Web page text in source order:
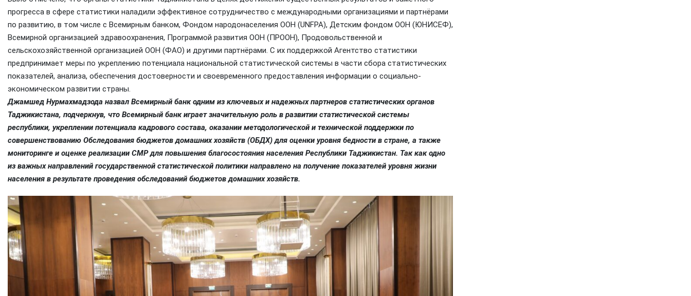
прогресса в сфере статистики наладили эффективное сотрудничество с международными организациями и партнёрами
по развитию, в том числе с Всемирным банком, Фондом народонаселения ООН (UNFPA), Детским фондом ООН (ЮНИСЕФ),
Всемирной организацией здравоохранения, Программой развития ООН (ПРООН), Продовольственной и
сельскохозяйственной организацией ООН (ФАО) и другими партнёрами. С их поддержкой Агентство статистики
предпринимает меры по укреплению потенциала национальной статистической системы в части сбора статистических
показателей, анализа, обеспечения достоверности и своевременного предоставления информации о социально-
экономическом развитии страны.
Джамшед Нурмахмадзода назвал Всемирный банк одним из ключевых и надежных партнеров статистических органов
Таджикистана, подчеркнув, что Всемирный банк играет значительную роль в развитии статистической системы
республики, укреплении потенциала кадрового состава, оказании методологической и технической поддержки по
совершенствованию Обследования бюджетов домашних хозяйств (ОБДХ) для оценки уровня бедности в стране, а также
мониторинге и оценке реализации СМР для повышения благосостояния населения Республики Таджикистан. Так как одно
из важных направлений государственной статистической политики направлено на получение показателей уровня жизни
населения в результате проведения обследований бюджетов домашних хозяйств.